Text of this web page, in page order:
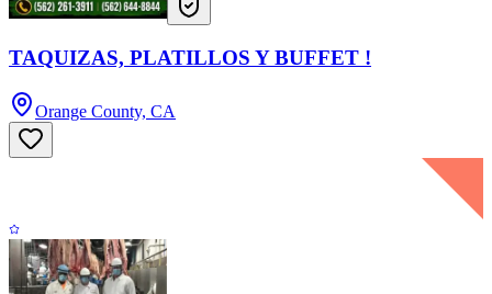
TAQUIZAS, PLATILLOS Y BUFFET !
Orange County, CA